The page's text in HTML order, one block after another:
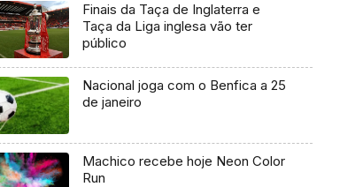
Finais da Taça de Inglaterra e
Taça da Liga inglesa vão ter
público
Nacional joga com o Benfica a 25
de janeiro
Machico recebe hoje Neon Color
Run